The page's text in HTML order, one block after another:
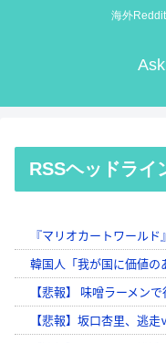
海外
RSSヘッドライ